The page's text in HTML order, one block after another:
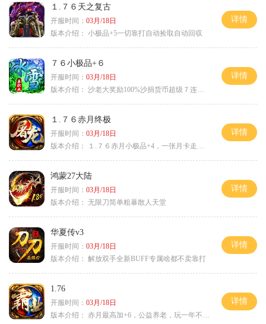
１.７６天之复古
开服时间： 03月/18日
版本介绍： 小极品+5一切靠打自动捡取自动回収
详情
７６小极品+６
开服时间： 03月/18日
版本介绍： 沙老大奖励100%沙捐货币超级７连鞭尸
详情
１.７６赤月终极
开服时间： 03月/18日
版本介绍：
１.７６赤月小极品+4，一张月卡走天涯b
详情
鸿蒙27大陆
开服时间： 03月/18日
版本介绍： 无限刀简单粗暴散人天堂
详情
华夏传v3
开服时间： 03月/18日
版本介绍： 解放双手全新BUFF专属啥都不卖靠打
详情
1.76
开服时间： 03月/18日
版本介绍： 赤月最高加+6，公益养老，玩一年不腻，屠龙
详情